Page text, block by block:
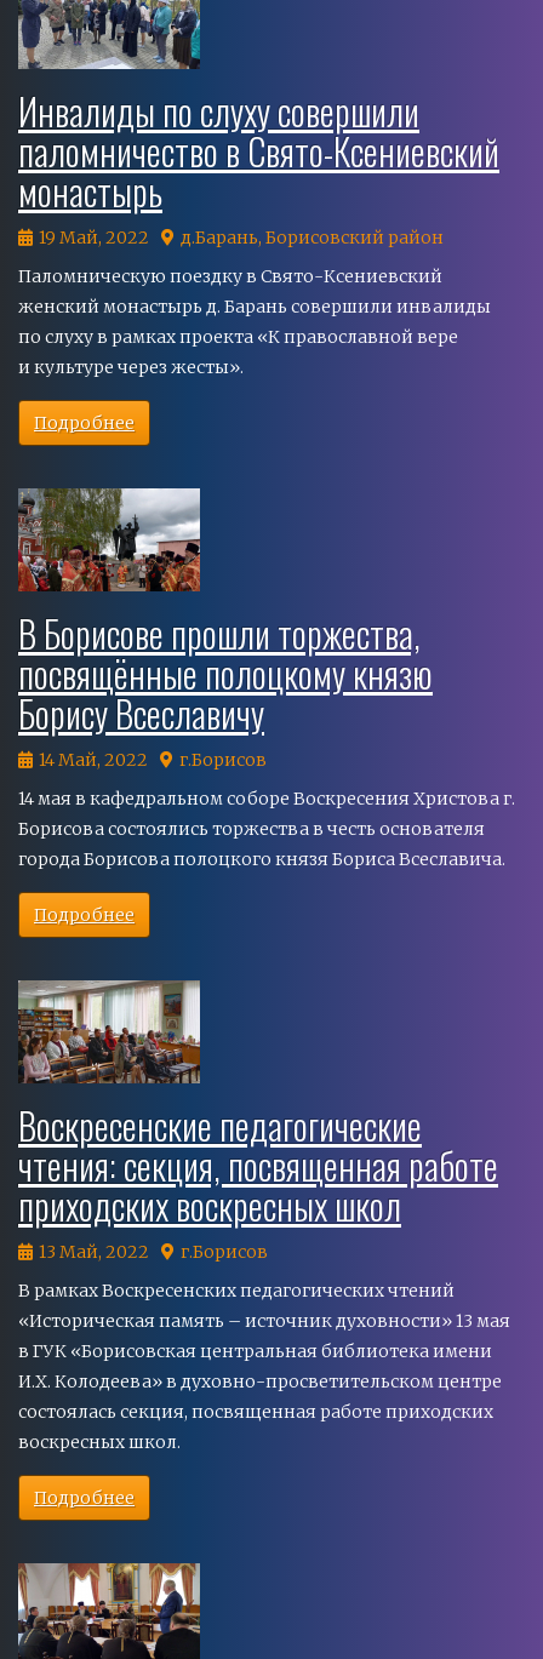
Инвалиды по слуху совершили
паломничество в Свято-Ксениевский
монастырь
19 Май, 2022
д.Барань, Борисовский район
Паломническую поездку в Свято-Ксениевский
женский монастырь д. Барань совершили инвалиды
по слуху в рамках проекта «К православной вере
и культуре через жесты».
Подробнее
В Борисове прошли торжества,
посвящённые полоцкому князю
Борису Всеславичу
14 Май, 2022
г.Борисов
14 мая в кафедральном соборе Воскресения Христова г.
Борисова состоялись торжества в честь основателя
города Борисова полоцкого князя Бориса Всеславича.
Подробнее
Воскресенские педагогические
чтения: секция, посвященная работе
приходских воскресных школ
13 Май, 2022
г.Борисов
В рамках Воскресенских педагогических чтений
«Историческая память – источник духовности» 13 мая
в ГУК «Борисовская центральная библиотека имени
И.Х. Колодеева» в духовно-просветительском центре
состоялась секция, посвященная работе приходских
воскресных школ.
Подробнее